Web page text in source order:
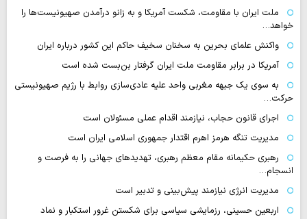
ملت ایران با مقاومت، شکست آمریکا و به زانو درآمدن صهیونیست‌ها را
خواهد…
واکنش علمای بحرین به سخنان سخیف حاکم این کشور درباره ایران
آمریکا در برابر مقاومت ملت ایران گرفتار بن‌بست شده است
به سوی یک جبهه مغربی واحد علیه عادی‌سازی روابط با رژیم صهیونیستی
حرکت…
اجرای قانون حجاب، نیازمند اقدام عملی مسئولان است
مدیریت تنگه هرمز اهرم اقتدار جمهوری اسلامی ایران است
رهبری حکیمانه مقام معظم رهبری، تهدیدهای جهانی را به فرصت و
انسجام…
مدیریت انرژی نیازمند پیش‌بینی و تدبیر است
اربعین حسینی، رزمایشی سیاسی برای شکستن غرور استکبار و نماد